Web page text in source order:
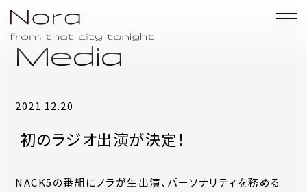
Media
2021.12.20
初のラジオ出演が決定！
NACK5の番組にノラが生出演、パーソナリティを務める